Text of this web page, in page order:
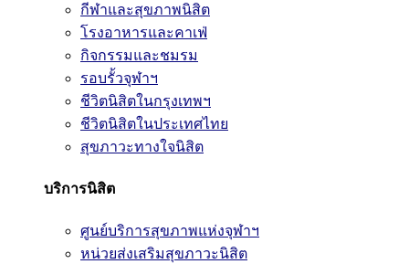
กีฬาและสุขภาพนิสิต
โรงอาหารและคาเฟ่
กิจกรรมและชมรม
รอบรั้วจุฬาฯ
ชีวิตนิสิตในกรุงเทพฯ
ชีวิตนิสิตในประเทศไทย
สุขภาวะทางใจนิสิต
บริการนิสิต
ศูนย์บริการสุขภาพแห่งจุฬาฯ
หน่วยส่งเสริมสุขภาวะนิสิต